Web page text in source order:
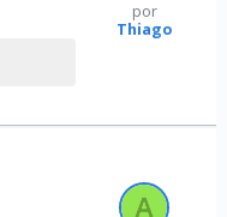
por
Thiago